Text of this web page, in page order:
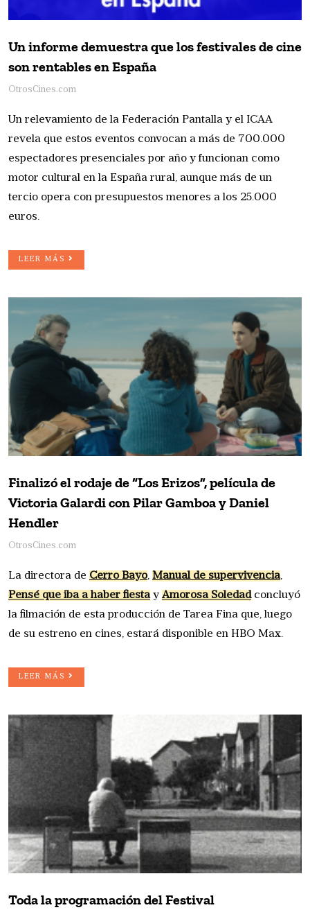
Un informe demuestra que los festivales de cine
son rentables en España
OtrosCines.com
Un relevamiento de la Federación Pantalla y el ICAA
revela que estos eventos convocan a más de 700.000
espectadores presenciales por año y funcionan como
motor cultural en la España rural, aunque más de un
tercio opera con presupuestos menores a los 25.000
euros.
LEER MÁS
Finalizó el rodaje de “Los Erizos”, película de
Victoria Galardi con Pilar Gamboa y Daniel
Hendler
OtrosCines.com
La directora de Cerro Bayo, Manual de supervivencia,
Pensé que iba a haber fiestayAmorosa Soledadconcluyó
la filmación de esta producción de Tarea Fina que, luego
de su estreno en cines, estará disponible en HBO Max.
LEER MÁS
Toda la programación del Festival